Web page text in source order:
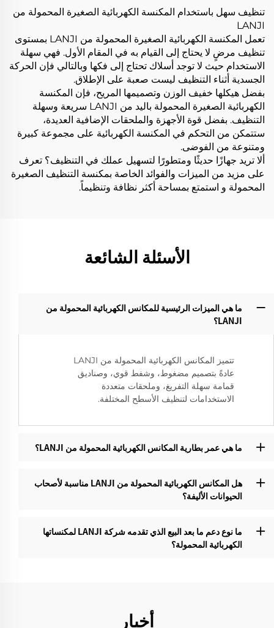
تنظيف سهل باستخدام المكنسة الكهربائية الصغيرة المحمولة من
LANJI
تعمل المكنسة الكهربائية الصغيرة المحمولة من LANJI بمستوى
تنظيف مرضٍ لا يحتاج إلى القيام به في المقام الأول. فهي سهلة
الاستخدام حيث لا توجد أسلاك تحتاج إلى فكها وبالتالي فإن الحركة
الجسدية أثناء التنظيف ليست صعبة على الإطلاق.
بفضل هيكلها خفيف الوزن وتصميمها المريح، فإن المكنسة
الكهربائية الصغيرة المحمولة باليد من LANJI سريعة وسهلة
التنظيف. بفضل قوة الأجهزة والملحقات الإضافية العديدة،
ستتمكن من التحكم في المكنسة الكهربائية على مجموعة كبيرة
ومتنوعة من الفوضى.
ألا تريد جهازًا حديثًا ومتطورًا لتسهيل عملك في التنظيف؟ تعرف
على مزيد من الميزات والفوائد الخاصة بمكنسة التنظيف الصغيرة
المحمولة و استمتع بمساحة أكثر نظافة وتنظيماً.
الأسئلة الشائعة
ما هي الميزات الرئيسية للمكانس الكهربائية المحمولة من
LANJI؟‌
تتميز المكانس الكهربائية المحمولة من LANJI
عادةً بتصميم مضغوط، وشفط قوي، وصناديق
قمامة سهلة التفريغ، وملحقات متعددة
الاستخدامات لتنظيف الأسطح المختلفة.
ما هي عمر بطارية المكانس الكهربائية المحمولة من LANJI؟‌
هل المكانس الكهربائية المحمولة من LANJI مناسبة لأصحاب
الحيوانات الأليفة؟
ما نوع دعم ما بعد البيع الذي تقدمه شركة LANJI لمكنساتها
الكهربائية المحمولة؟‌
أخبار